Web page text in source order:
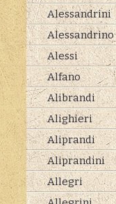
Alessandrini
Alessandrino
Alessi
Alfano
Alibrandi
Alighieri
Aliprandi
Aliprandini
Allegri